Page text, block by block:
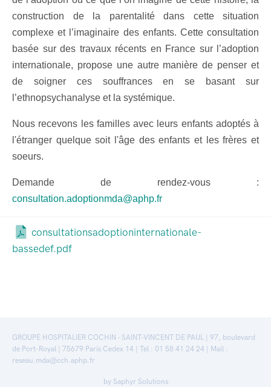
construction de la parentalité dans cette situation
complexe et l’imaginaire des enfants. Cette consultation
basée sur des travaux récents en France sur l’adoption
internationale, propose une autre manière de penser et
de soigner ces souffrances en se basant sur
l’ethnopsychanalyse et la systémique.
Nous recevons les familles avec leurs enfants adoptés à
l'étranger quelque soit l'âge des enfants et les frères et
soeurs.
Demande de rendez-vous :
consultation.adoptionmda@aphp.fr
consultationsadoptioninternationale-
bassedef.pdf
GROUPE HOSPITALIER COCHIN - SAINT-VINCENT DE PAUL | 97, boulevard
de Port-Royal | 75679 Paris Cedex 14 | Tel : 01 58 41 24 24 | Mail :
reseau.mda@cch.aphp.fr
by Saphyr Solutions